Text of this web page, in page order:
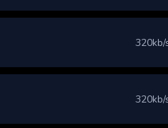
320kb/
320kb/